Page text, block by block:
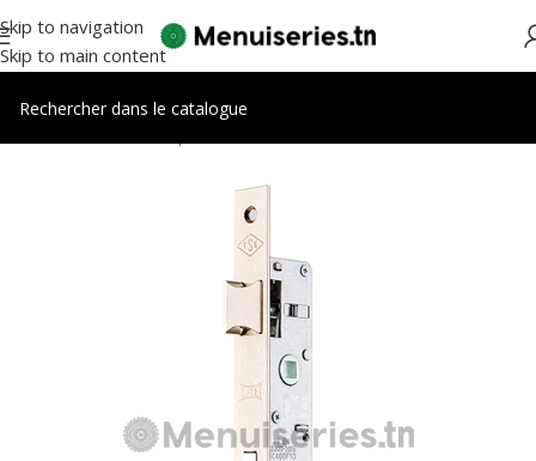
Skip to navigation
Skip to main content